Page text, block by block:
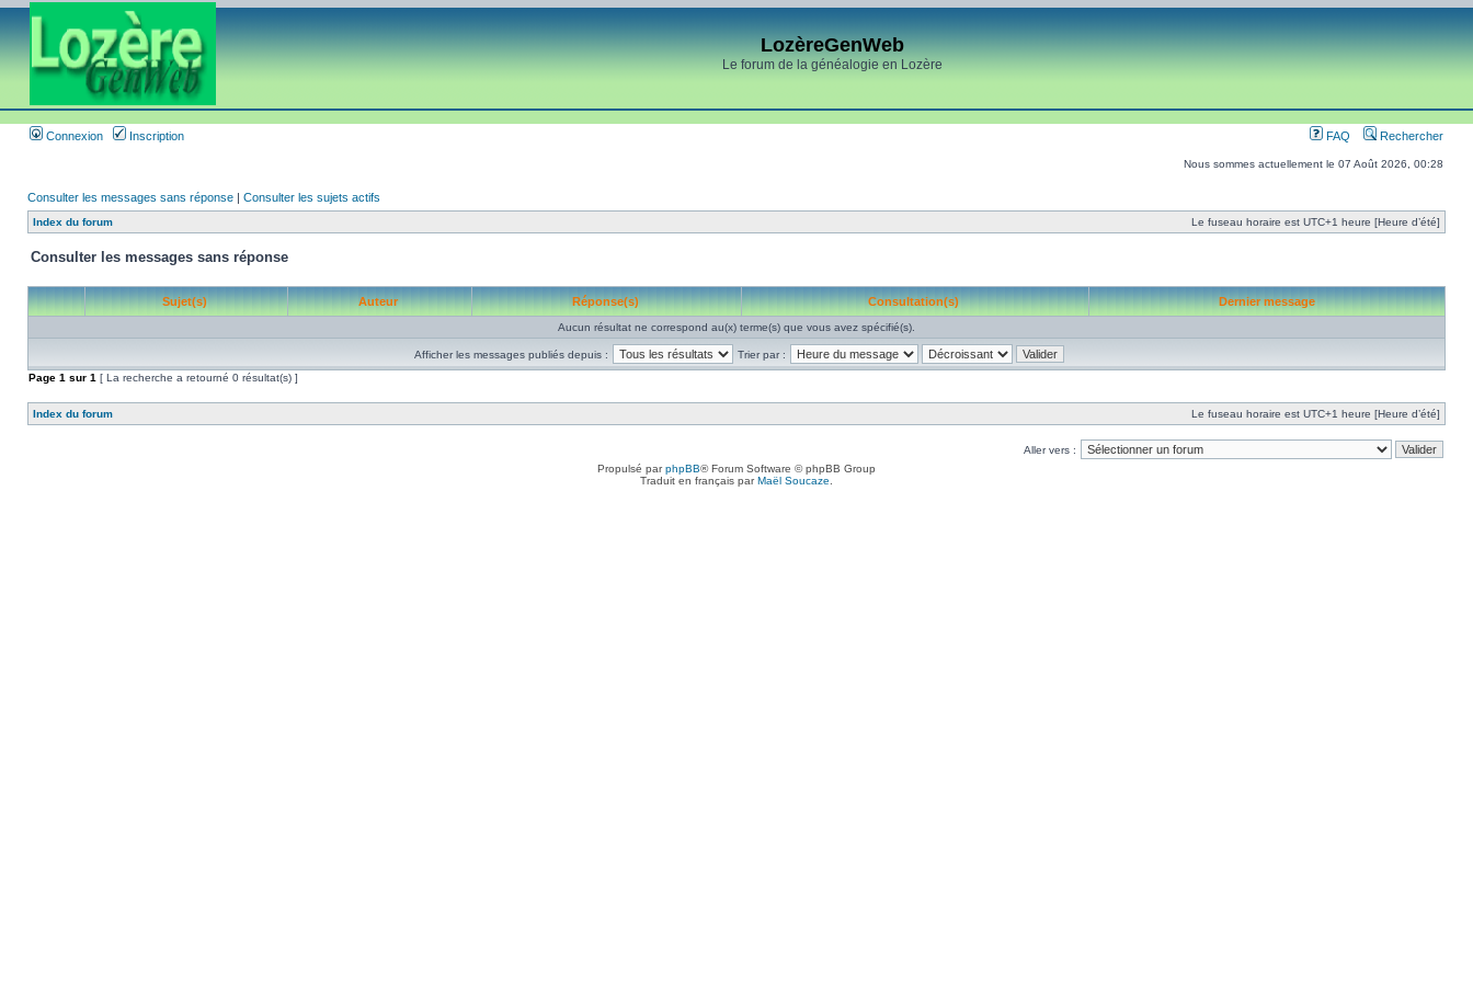
LozèreGenWeb
Le forum de la généalogie en Lozère
Connexion Inscription FAQ Rechercher
Nous sommes actuellement le 07 Août 2026, 00:28
Consulter les messages sans réponse | Consulter les sujets actifs
Index du forum Le fuseau horaire est UTC+1 heure [Heure d’été]
Consulter les messages sans réponse
Sujet(s) Auteur Réponse(s) Consultation(s) Dernier message
Aucun résultat ne correspond au(x) terme(s) que vous avez spécifié(s).
Afficher les messages publiés depuis :
Trier par :
Page 1 sur 1 [ La recherche a retourné 0 résultat(s) ]
Index du forum Le fuseau horaire est UTC+1 heure [Heure d’été]
Aller vers :
Propulsé parphpBB® Forum Software © phpBB Group
Traduit en français parMaël Soucaze